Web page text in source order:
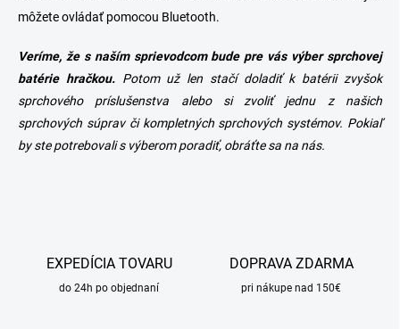
môžete ovládať pomocou Bluetooth.
Veríme, že s naším sprievodcom bude pre vás výber sprchovej
batérie hračkou.Potom už len stačí doladiť k batérii zvyšok
sprchového príslušenstva alebo si zvoliť jednu z našich
sprchových súprav či kompletných sprchových systémov. Pokiaľ
by ste potrebovali s výberom poradiť, obráťte sa na nás.
EXPEDÍCIA TOVARU
do 24h po objednaní
DOPRAVA ZDARMA
pri nákupe nad 150€